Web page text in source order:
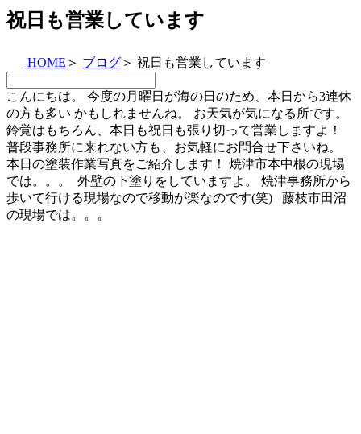
祝日も営業しています
HOME ＞ ブログ ＞ 祝日も営業しています
こんにちは。 今度の月曜日が海の日のため、本日から3連休
の方も多い かもしれませんね。 お天気が気になる所です。
鈴覚はもちろん、本日も祝日も張り切って営業しますよ！
普段事務所に来れない方も、お気軽にお問合せ下さいね。
本日の塗装作業写真をご紹介します！ 焼津市本中根の現場
では。。。
外壁の下塗りをしていますよ。 焼津事務所から
歩いて行ける現場なので移動が楽なのです(笑) 藤枝市田沼
の現場では。。。